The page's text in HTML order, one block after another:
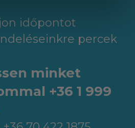
időpontot
percek
minket
+36 1 999